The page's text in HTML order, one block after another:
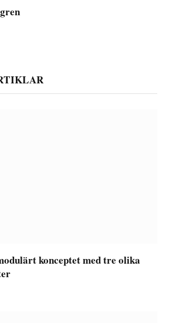
konceptet med tre olika